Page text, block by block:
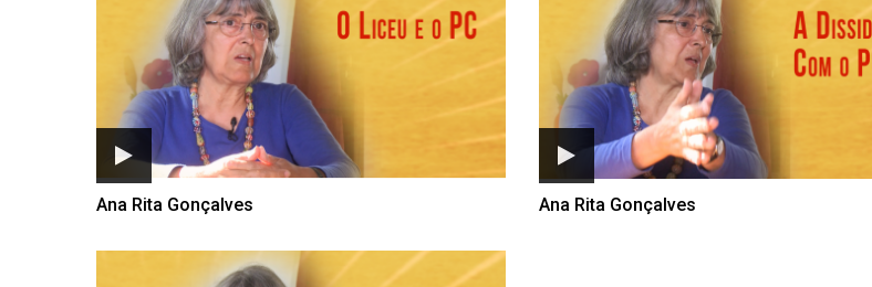
Ana Rita Gonçalves Ana Rita Gonçalves